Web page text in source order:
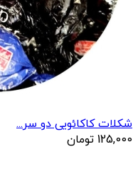
شکلات کاکائویی دو سر...
125,000 تومان